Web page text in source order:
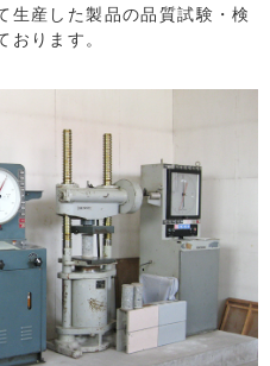
生産した製品の品質試験・検
おります。